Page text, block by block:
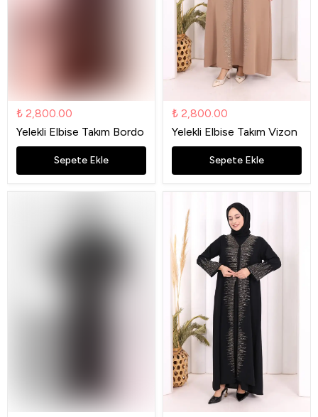
₺ 2,800.00
Yelekli Elbise Takım Bordo
Sepete Ekle
₺ 2,800.00
Yelekli Elbise Takım Vizon
Sepete Ekle